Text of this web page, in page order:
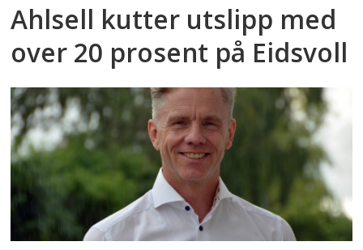
Ahlsell kutter utslipp med
over 20 prosent på Eidsvoll